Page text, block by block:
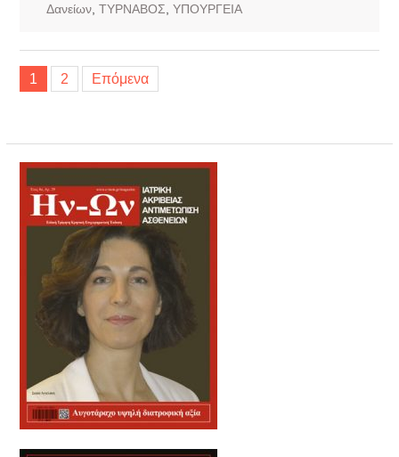
Δανείων, ΤΥΡΝΑΒΟΣ ΥΠΟΥΡΓΕΙΑ
Σελιδοποίηση
άρθρων
1 2 Επόμενα